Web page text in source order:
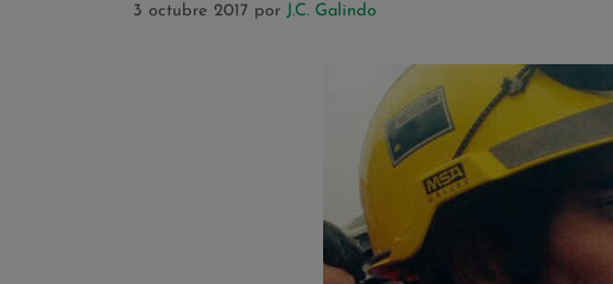
3 octubre 2017 por J.C. Galindo